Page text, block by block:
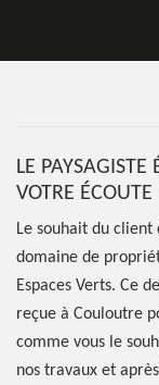
LE PAYSAGISTE
VOTRE ÉCOUTE
Le souhait du client
domaine de
Espaces Verts. Ce
reçue à Couloutre
comme vous le
nos travaux et